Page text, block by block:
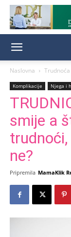
Naslovna Trudnoća
Komplikacije Njega i
smije a
ne?
Pripremila MamaKlik